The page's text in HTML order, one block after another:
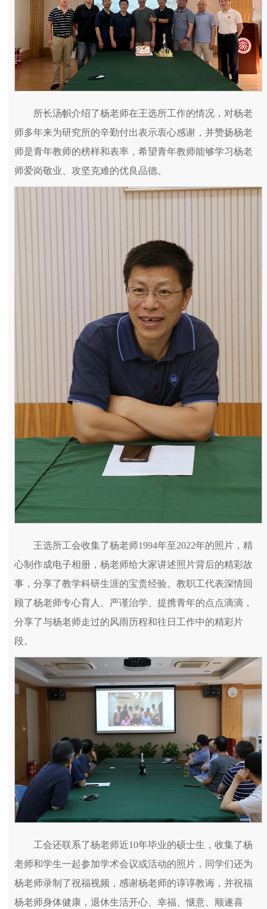
所长汤帜介绍了杨老师在王选所工作的情况，对杨老
师多年来为研究所的辛勤付出表示衷心感谢，并赞扬杨老
师是青年教师的榜样和表率，希望青年教师能够学习杨老
师爱岗敬业、攻坚克难的优良品德。
王选所工会收集了杨老师1994年至2022年的照片，精
心制作成电子相册，杨老师给大家讲述照片背后的精彩故
事，分享了教学科研生涯的宝贵经验。教职工代表深情回
顾了杨老师专心育人、严谨治学、提携青年的点点滴滴，
分享了与杨老师走过的风雨历程和往日工作中的精彩片
段。
工会还联系了杨老师近10年毕业的硕士生，收集了杨
老师和学生一起参加学术会议或活动的照片，同学们还为
杨老师录制了祝福视频，感谢杨老师的谆谆教诲，并祝福
杨老师身体健康，退休生活开心、幸福、惬意、顺遂喜